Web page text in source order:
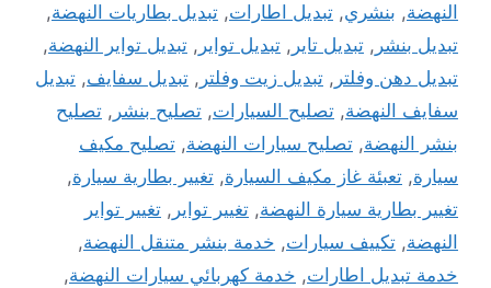
النهضة, بنشري, تبديل اطارات, تبديل بطاريات النهضة,
تبديل بنشر , تبديل تاير , تبديل تواير , تبديل تواير النهضة,
تبديل دهن وفلتر , تبديل زيت وفلتر , تبديل سفايف, تبديل
سفايف النهضة, تصليح السيارات, تصليح بنشر , تصليح
بنشر النهضة, تصليح سيارات النهضة, تصليح مكيف
سيارة, تعبئة غاز مكيف السيارة, تغيير بطارية سيارة,
تغيير بطارية سيارة النهضة, تغيير تواير , تغيير تواير
النهضة, تكييف سيارات, خدمة بنشر متنقل النهضة,
خدمة تبديل اطارات, خدمة كهربائي سيارات النهضة,